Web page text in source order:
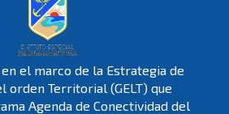
el marco de la Estrategia de
orden Territorial (GELT) que
Agenda de Conectividad del